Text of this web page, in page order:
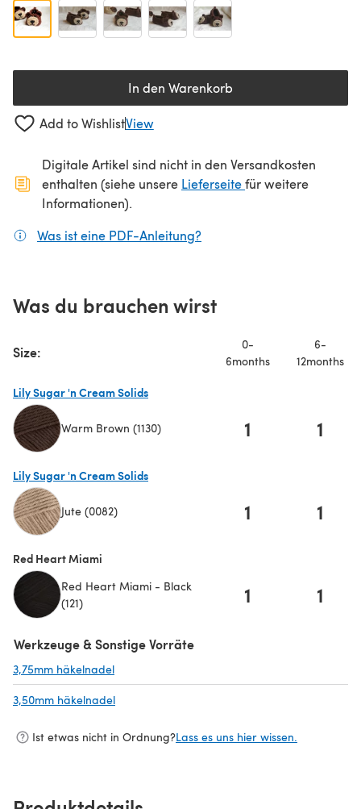
In den Warenkorb
Add to WishlistView
Digitale Artikel sind nicht in den Versandkosten
enthalten (siehe unsere Lieferseite(öffnet sich in
für weitere
Informationen).
Was ist eine PDF-Anleitung?
Was du brauchen wirst
Size:
0-
6months
6-
12months
Lily Sugar 'n Cream Solids
Warm Brown (1130) 1 1
Lily Sugar 'n Cream Solids
Jute (0082) 1 1
Red Heart Miami
Red Heart Miami - Black
(121)
1 1
Werkzeuge & Sonstige Vorräte
3,75mm häkelnadel
3,50mm häkelnadel
Ist etwas nicht in Ordnung?Lass es uns hier wissen.